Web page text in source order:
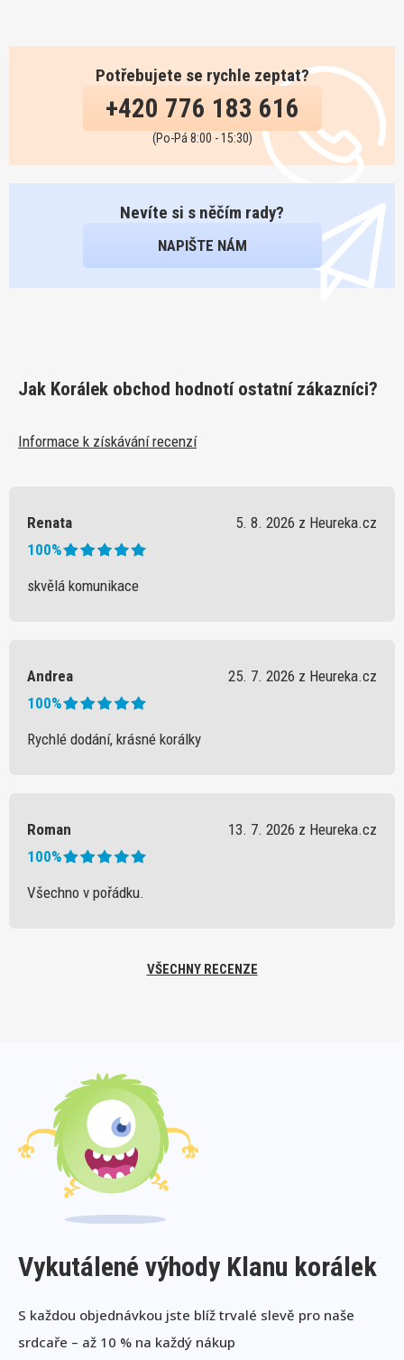
Potřebujete se rychle zeptat?
+420 776 183 616
(Po-Pá 8:00 - 15:30)
Nevíte si s něčím rady?
NAPIŠTE NÁM
Jak Korálek obchod hodnotí ostatní zákazníci?
Informace k získávání recenzí
Renata
5. 8. 2026 z Heureka.cz
100%
skvělá komunikace
Andrea
25. 7. 2026 z Heureka.cz
100%
Rychlé dodání, krásné korálky
Roman
13. 7. 2026 z Heureka.cz
100%
Všechno v pořádku.
VŠECHNY RECENZE
Vykutálené výhody Klanu korálek
S každou objednávkou jste blíž trvalé slevě pro naše
srdcaře – až 10 % na každý nákup